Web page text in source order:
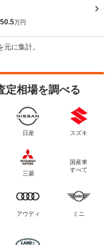
万円
に集計。
定相場を調べる
日産 スズキ
三菱
国産車
すべて
アウディ ミニ